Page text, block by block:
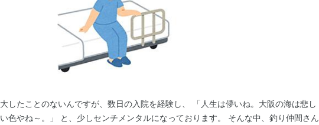
大したことのないんですが、数日の入院を経験し、 「人生は儚いね。大阪の海は悲し
い色やね～。」 と、少しセンチメンタルになっております。 そんな中、釣り仲間さん